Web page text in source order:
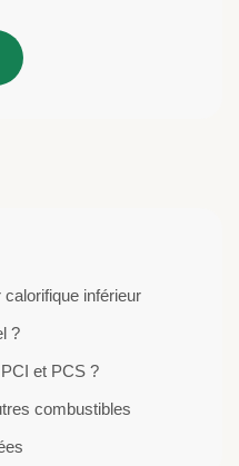
inférieur
?
et PCS ?
combustibles